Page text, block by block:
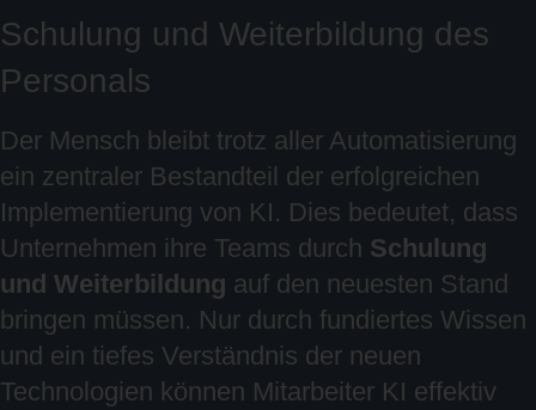
Schulung und Weiterbildung des
Personals
Der Mensch bleibt trotz aller Automatisierung
ein zentraler Bestandteil der erfolgreichen
Implementierung von KI. Dies bedeutet, dass
Unternehmen ihre Teams durch Schulung
und Weiterbildung auf den neuesten Stand
bringen müssen. Nur durch fundiertes Wissen
und ein tiefes Verständnis der neuen
Technologien können Mitarbeiter KI effektiv